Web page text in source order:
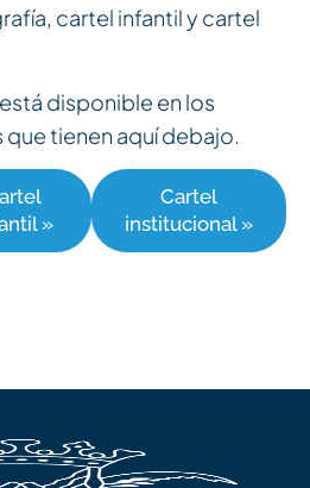
cartel infantil y cartel
disponible en los
tienen aquí debajo.
»
Cartel
institucional »